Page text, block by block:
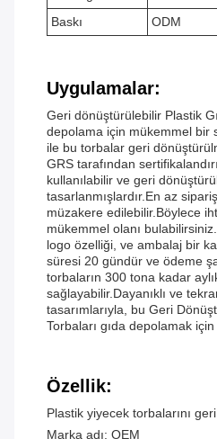
Baskı
ODM
Uygulamalar:
Geri dönüştürülebilir Plastik
depolama için mükemmel bir
ile bu torbalar geri
GRS tarafından
kullanılabilir ve geri
tasarlanmışlardır.En az
müzakere edilebilir.Böylece
mükemmel olanı
logo özelliği, ve ambalaj bir
süresi 20 gündür ve ödeme
torbaların 300 tona kadar
sağlayabilir.Dayanıklı ve
tasarımlarıyla, bu Geri
Torbaları gıda depolamak
Özellik:
Plastik yiyecek torbalarını
Marka adı: OEM